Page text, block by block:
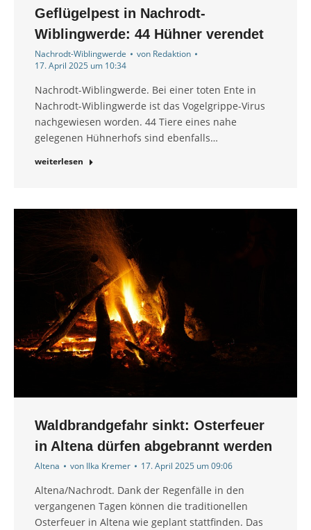
Geflügelpest in Nachrodt-
Wiblingwerde: 44 Hühner verendet
Nachrodt-Wiblingwerde von Redaktion
17. April 2025 um 10:34
Nachrodt-Wiblingwerde. Bei einer toten Ente in
Nachrodt-Wiblingwerde ist das Vogelgrippe-Virus
nachgewiesen worden. 44 Tiere eines nahe
gelegenen Hühnerhofs sind ebenfalls…
weiterlesen
Waldbrandgefahr sinkt: Osterfeuer
in Altena dürfen abgebrannt werden
Altena von Ilka Kremer 17. April 2025 um 09:06
Altena/Nachrodt. Dank der Regenfälle in den
vergangenen Tagen können die traditionellen
Osterfeuer in Altena wie geplant stattfinden. Das